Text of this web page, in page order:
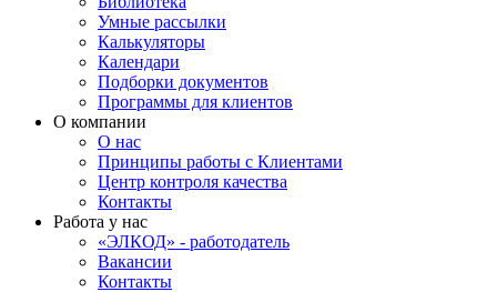
Умные рассылки
Калькуляторы
Календари
Подборки документов
Программы для клиентов
О компании
О нас
Принципы работы с Клиентами
Центр контроля качества
Контакты
Работа у нас
«ЭЛКОД» - работодатель
Вакансии
Контакты